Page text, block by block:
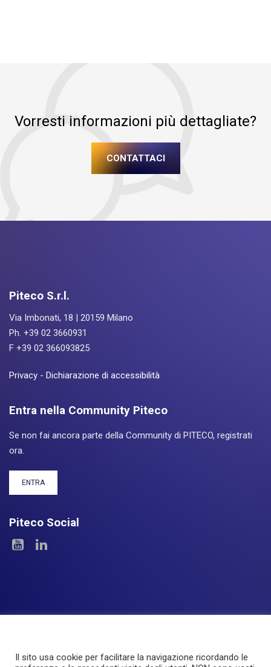
Vorresti informazioni più dettagliate?
CONTATTACI
Piteco S.r.l.
Via Imbonati, 18 | 20159 Milano
Ph. +39 02 3660931
F +39 02 366093825
Privacy - Dichiarazione di accessibilità
Entra nella Community Piteco
Se non fai ancora parte della Community di PITECO, registrati
ora.
ENTRA
Piteco Social
Il sito usa cookie per facilitare la navigazione ricordando le